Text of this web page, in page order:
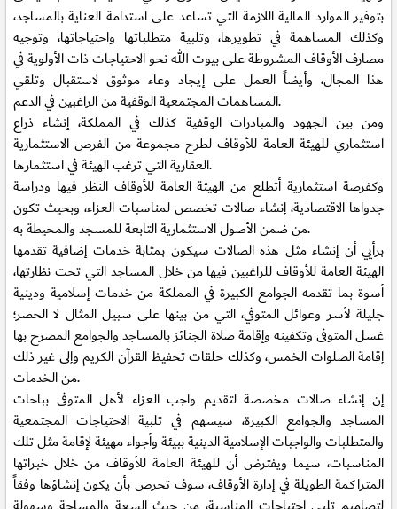
بتوفير الموارد المالية اللازمة التي تساعد على استدامة العناية بالمساجد،
وكذلك المساهمة في تطويرها، وتلبية متطلباتها واحتياجاتها، وتوجيه
مصارف الأوقاف المشروطة على بيوت الله نحو الاحتياجات ذات الأولوية في
هذا المجال، وأيضاً العمل على إيجاد وعاء موثوق لاستقبال وتلقي
المساهمات المجتمعية الوقفية من الراغبين في الدعم.
ومن بين الجهود والمبادرات الوقفية كذلك في المملكة، إنشاء ذراع
استثماري للهيئة العامة للأوقاف لطرح مجموعة من الفرص الاستثمارية
العقارية التي ترغب الهيئة في استثمارها.
وكفرصة استثمارية أتطلع من الهيئة العامة للأوقاف النظر فيها ودراسة
جدواها الاقتصادية، إنشاء صالات تخصص لمناسبات العزاء، وبحيث تكون
من ضمن الأصول الاستثمارية التابعة للمسجد والمحيطة به.
برأيي أن إنشاء مثل هذه الصالات سيكون بمثابة خدمات إضافية تقدمها
الهيئة العامة للأوقاف للراغبين فيها من خلال المساجد التي تحت نظارتها،
أسوة بما تقدمه الجوامع الكبيرة في المملكة من خدمات إسلامية ودينية
جليلة لأسر وعوائل المتوفي، التي من بينها على سبيل المثال لا الحصر؛
غسل المتوفى وتكفينه وإقامة صلاة الجنائز بالمساجد والجوامع المصرح بها
إقامة الصلوات الخمس، وكذلك حلقات تحفيظ القرآن الكريم وإلى غير ذلك
من الخدمات.
إن إنشاء صالات مخصصة لتقديم واجب العزاء لأهل المتوفى بباحات
المساجد والجوامع الكبيرة، سيسهم في تلبية الاحتياجات المجتمعية
والمتطلبات والواجبات الإسلامية الدينية ببيئة وأجواء مهيئة لإقامة مثل تلك
المناسبات، سيما ويفترض أن للهيئة العامة للأوقاف من خلال خبراتها
المتراكمة الطويلة في إدارة الأوقاف، سوف تحرص بأن يكون إنشاؤها وفقاً